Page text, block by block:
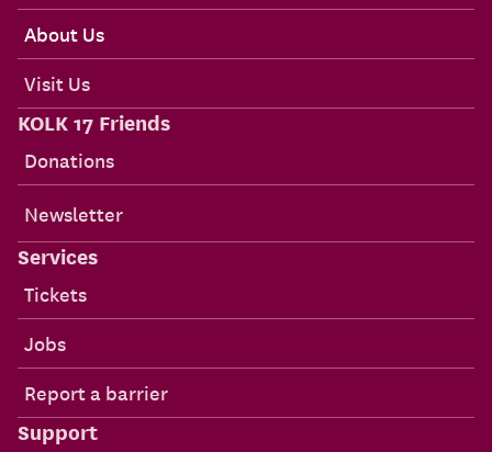
About Us
Visit Us
KOLK 17 Friends
Donations
Newsletter
Services
Tickets
Jobs
Report a barrier
Support